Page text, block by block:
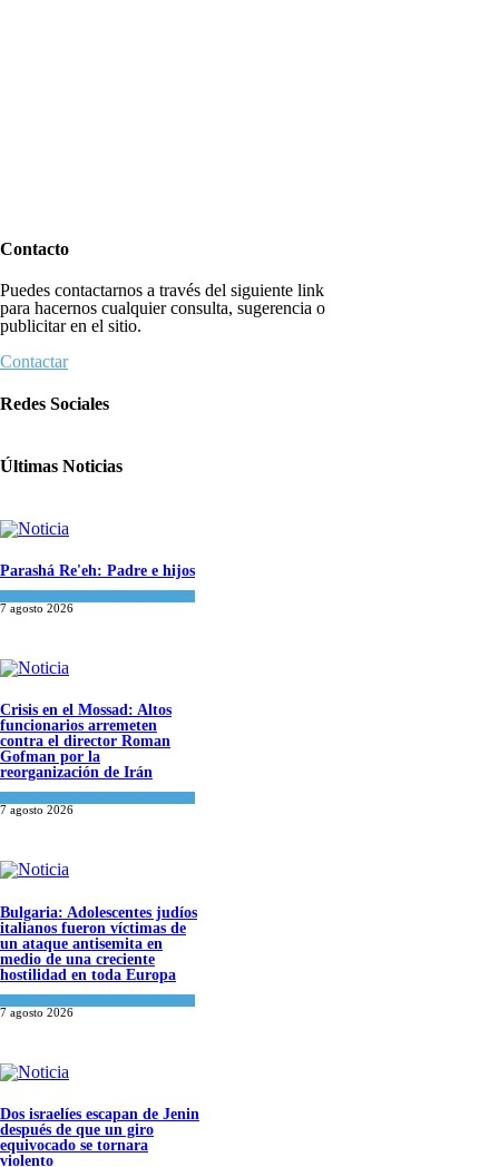
Contacto
Puedes contactarnos a través del siguiente link
para hacernos cualquier consulta, sugerencia o
publicitar en el sitio.
Contactar
Redes Sociales
Últimas Noticias
Parashá Re'eh: Padre e hijos
7 agosto 2026
Crisis en el Mossad: Altos
funcionarios arremeten
contra el director Roman
Gofman por la
reorganización de Irán
7 agosto 2026
Bulgaria: Adolescentes judíos
italianos fueron víctimas de
un ataque antisemita en
medio de una creciente
hostilidad en toda Europa
7 agosto 2026
Dos israelíes escapan de Jenin
después de que un giro
equivocado se tornara
violento